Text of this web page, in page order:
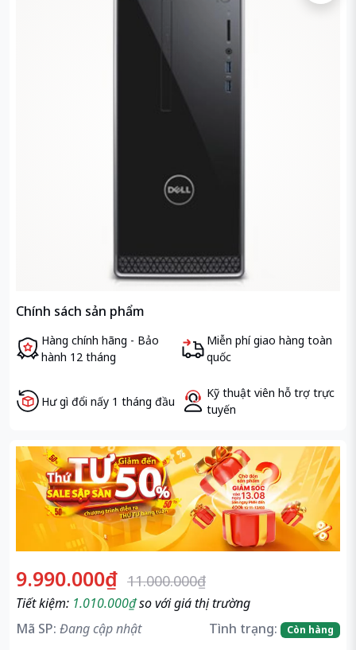
Chính sách sản phẩm
Hàng chính hãng - Bảo
hành 12 tháng
Miễn phí giao hàng toàn
quốc
Hư gì đổi nấy 1 tháng đầu
Kỹ thuật viên hỗ trợ trực
tuyến
9.990.000₫ 11.000.000₫
Tiết kiệm: 1.010.000₫so với giá thị trường
Mã SP: Đang cập nhật Tình trạng: Còn hàng